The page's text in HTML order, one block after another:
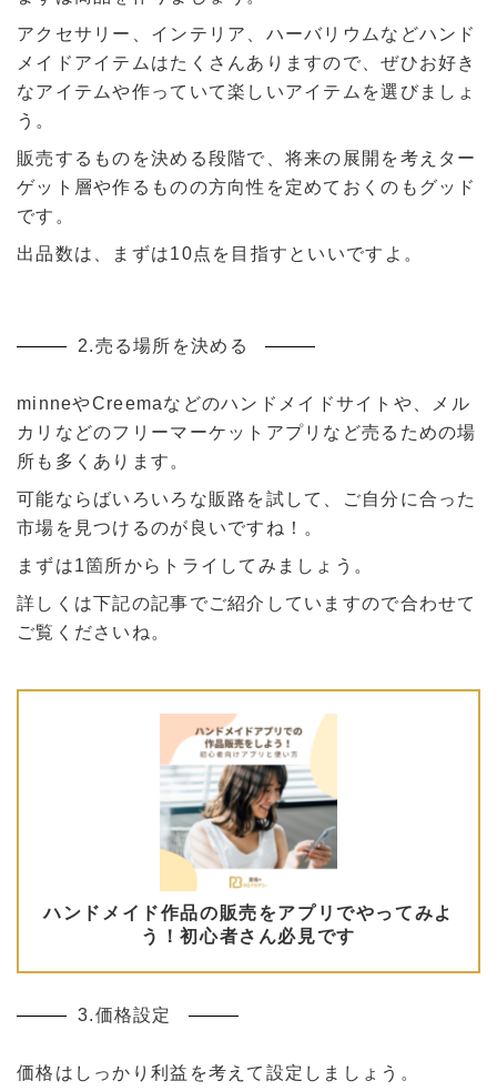
アクセサリー、インテリア、ハーバリウムなどハンド
メイドアイテムはたくさんありますので、ぜひお好き
なアイテムや作っていて楽しいアイテムを選びましょ
う。
販売するものを決める段階で、将来の展開を考えター
ゲット層や作るものの方向性を定めておくのもグッド
です。
出品数は、まずは10点を目指すといいですよ。
2.売る場所を決める
minneやCreemaなどのハンドメイドサイトや、メル
カリなどのフリーマーケットアプリなど売るための場
所も多くあります。
可能ならばいろいろな販路を試して、ご自分に合った
市場を見つけるのが良いですね！。
まずは1箇所からトライしてみましょう。
詳しくは下記の記事でご紹介していますので合わせて
ご覧くださいね。
3.価格設定
価格はしっかり利益を考えて設定しましょう。